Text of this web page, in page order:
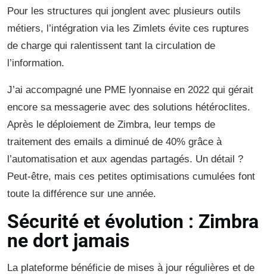
Pour les structures qui jonglent avec plusieurs outils
métiers, l’intégration via les Zimlets évite ces ruptures
de charge qui ralentissent tant la circulation de
l’information.
J’ai accompagné une PME lyonnaise en 2022 qui gérait
encore sa messagerie avec des solutions hétéroclites.
Après le déploiement de Zimbra, leur temps de
traitement des emails a diminué de 40% grâce à
l’automatisation et aux agendas partagés. Un détail ?
Peut-être, mais ces petites optimisations cumulées font
toute la différence sur une année.
Sécurité et évolution : Zimbra
ne dort jamais
La plateforme bénéficie de mises à jour régulières et de